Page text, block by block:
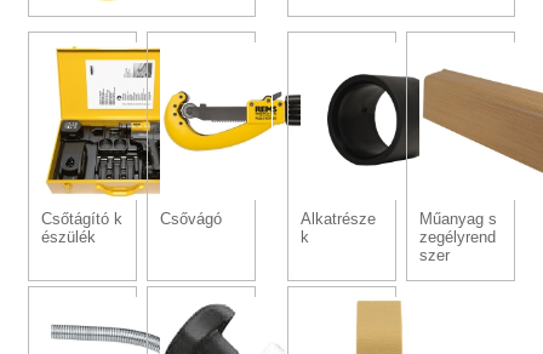
Csőtágító k
észülék
Csővágó
Alkatrésze
k
Műanyag s
zegélyrend
szer